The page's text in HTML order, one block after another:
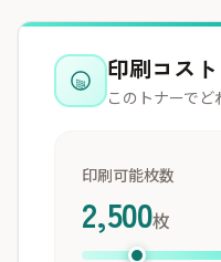
印刷コス
このトナーで
印刷可能枚数
2,500枚